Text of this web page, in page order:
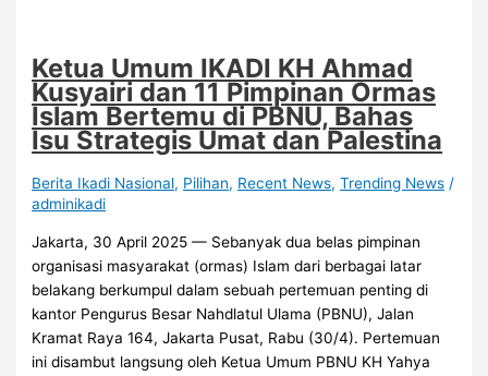
Ketua Umum IKADI KH Ahmad
Kusyairi dan 11 Pimpinan Ormas
Islam Bertemu di PBNU, Bahas
Isu Strategis Umat dan Palestina
Berita Ikadi Nasional, Pilihan, Recent News,Trending News /
adminikadi
Jakarta, 30 April 2025 — Sebanyak dua belas pimpinan
organisasi masyarakat (ormas) Islam dari berbagai latar
belakang berkumpul dalam sebuah pertemuan penting di
kantor Pengurus Besar Nahdlatul Ulama (PBNU), Jalan
Kramat Raya 164, Jakarta Pusat, Rabu (30/4). Pertemuan
ini disambut langsung oleh Ketua Umum PBNU KH Yahya